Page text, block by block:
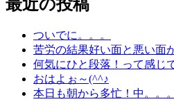
最近の投稿
ついでに。。。
苦労の結果好い面と悪い面
何気にひと段落！って感じ
おはよぉ～(^^♪
本日も朝から多忙！中。。